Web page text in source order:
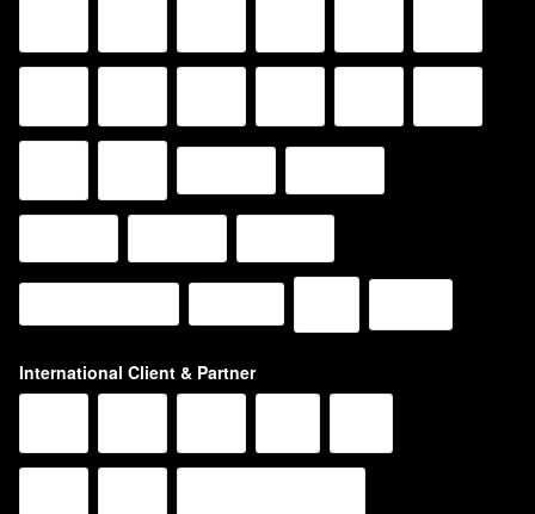
International Client & Partner